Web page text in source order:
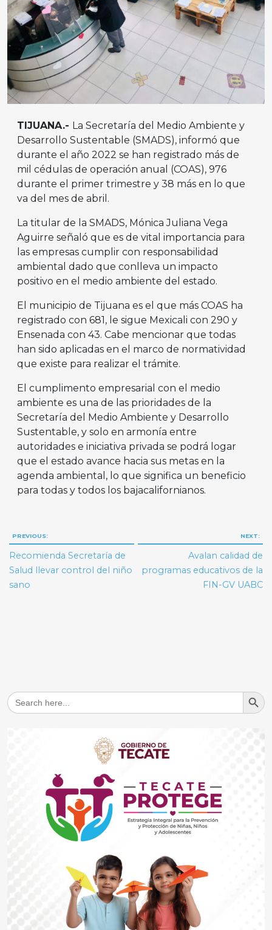
TIJUANA.- La Secretaría del Medio Ambiente y
Desarrollo Sustentable (SMADS), informó que
durante el año 2022 se han registrado más de
mil cédulas de operación anual (COAS), 976
durante el primer trimestre y 38 más en lo que
va del mes de abril.
La titular de la SMADS, Mónica Juliana Vega
Aguirre señaló que es de vital importancia para
las empresas cumplir con responsabilidad
ambiental dado que conlleva un impacto
positivo en el medio ambiente del estado.
El municipio de Tijuana es el que más COAS ha
registrado con 681, le sigue Mexicali con 290 y
Ensenada con 43. Cabe mencionar que todas
han sido aplicadas en el marco de normatividad
que existe para realizar el trámite.
El cumplimento empresarial con el medio
ambiente es una de las prioridades de la
Secretaría del Medio Ambiente y Desarrollo
Sustentable, y solo en armonía entre
autoridades e iniciativa privada se podrá logar
que el estado avance hacia sus metas en la
agenda ambiental, lo que significa un beneficio
para todas y todos los bajacalifornianos.
Navegación
de
entradas
PREVIOUS:
Recomienda Secretaría de
Salud llevar control del niño
sano
NEXT:
Avalan calidad de
programas educativos de la
FIN-GV UABC
Search
for:
Search